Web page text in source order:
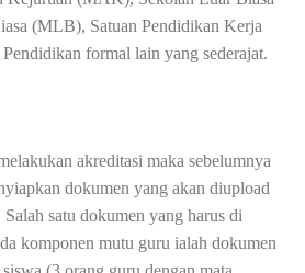
(MLB), Satuan Pendidikan Kerja
formal lain yang sederajat.
akreditasi maka sebelumnya
dokumen yang akan diupload
satu dokumen yang harus di
komponen mutu guru ialah dokumen